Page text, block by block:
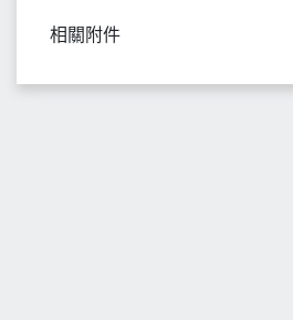
相關附件